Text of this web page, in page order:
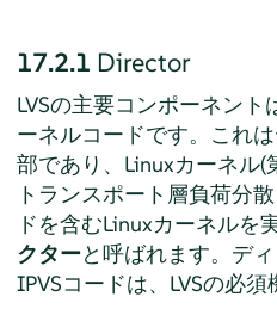
17.2.1 Director
LVSの主要コンポーネント
ーネルコードです。これ
部であり、Linuxカーネル
トランスポート層負荷分
ドを含むLinuxカーネルを
クターと呼ばれます。デ
IPVSコードは、LVSの必須